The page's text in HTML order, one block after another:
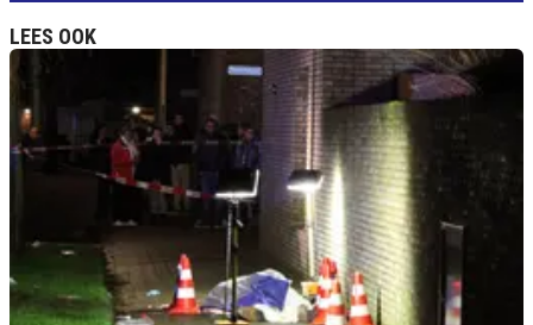
LEES OOK